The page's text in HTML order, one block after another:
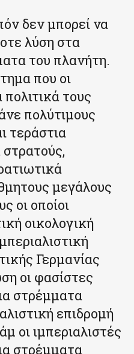
δεν μπορεί να
λύση στα
του πλανήτη.
που οι
τους
πολύτιμους
τεράστια
μεγάλους
οι οποίοι
οικολογική
Γερμανίας
οι φασίστες
στρέμματα
επιδρομή
οι ιμπεριαλιστές
στρέμματα